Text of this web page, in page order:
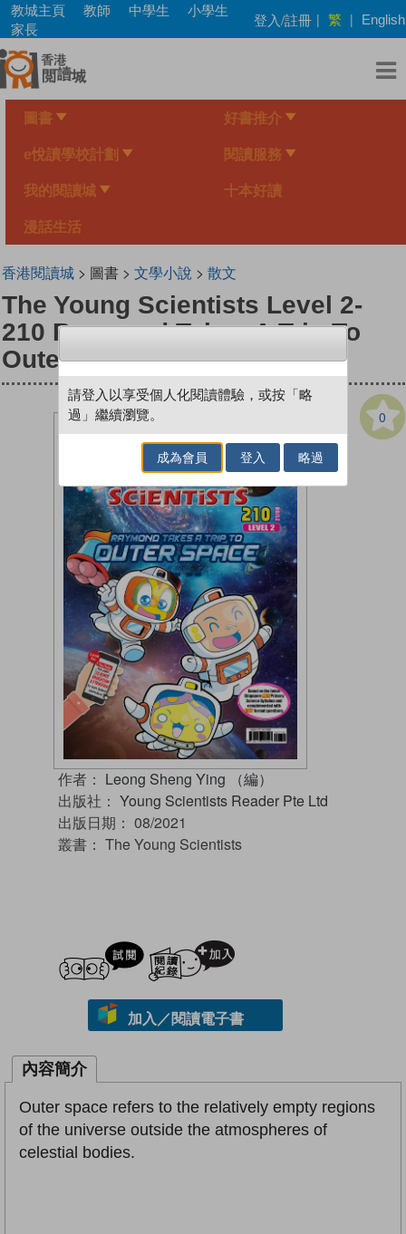
Skip
main
content
教城主頁 教師 中學生
小學生
家長
登入/註冊 | 繁 | English
圖書 好書推介
e悅讀學校計劃 閱讀服務
我的閱讀城 十本好讀
漫話生活
香港閱讀城> 圖書 > 文學小說 > 散文
The Young Scientists Level 2-
210 Raymond Takes A Trip To
Outer Space
0
作者： Leong Sheng Ying （編）
出版社： Young Scientists Reader Pte Ltd
出版日期： 08/2021
叢書： The Young Scientists
試閲
加入／閱讀電子書
內容簡介
Outer space refers to the relatively empty regions
of the universe outside the atmospheres of
celestial bodies.
請登入以享受個人化閱讀體驗，或按「略
過」繼續瀏覽。
成為會員 登入 略過